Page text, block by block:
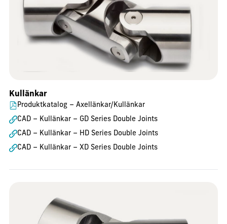
Kullänkar
Produktkatalog – Axellänkar/Kullänkar
CAD – Kullänkar – GD Series Double Joints
CAD – Kullänkar – HD Series Double Joints
CAD – Kullänkar – XD Series Double Joints